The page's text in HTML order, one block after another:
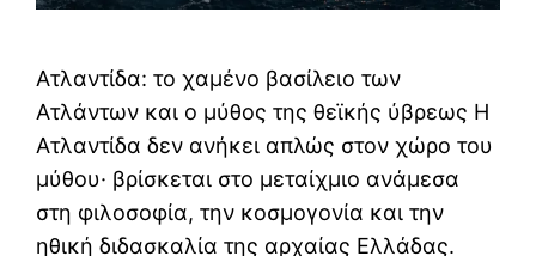
Ατλαντίδα: το χαμένο βασίλειο των
Ατλάντων και ο μύθος της θεϊκής ύβρεως Η
Ατλαντίδα δεν ανήκει απλώς στον χώρο του
μύθου· βρίσκεται στο μεταίχμιο ανάμεσα
στη φιλοσοφία, την κοσμογονία και την
ηθική διδασκαλία της αρχαίας Ελλάδας.